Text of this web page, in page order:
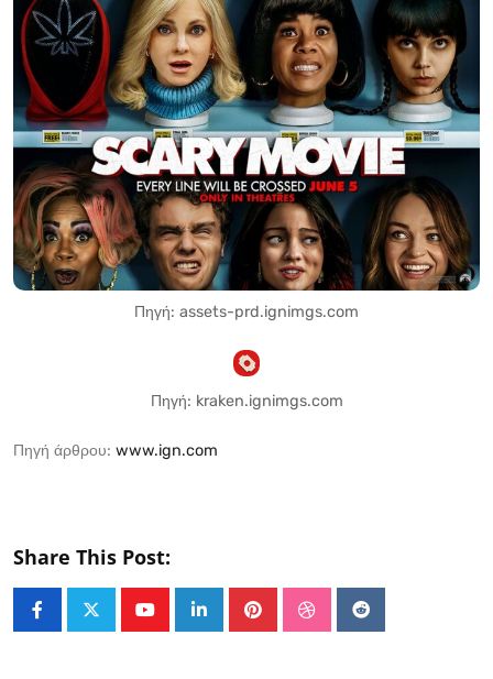
Πηγή: assets-prd.ignimgs.com
Πηγή: kraken.ignimgs.com
Πηγή άρθρου: www.ign.com
Share This Post:
YoutubeLinkedInPinterestStumbleUpon
Reddit